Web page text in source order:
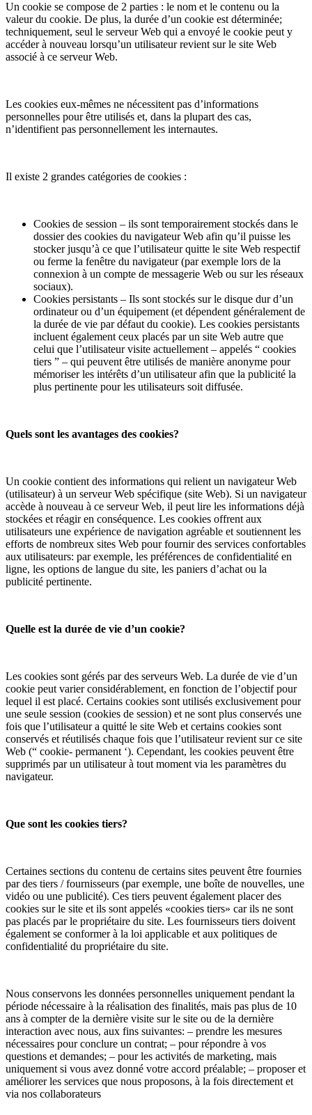
Un cookie se compose de 2 parties : le nom et le contenu ou la
valeur du cookie. De plus, la durée d’un cookie est déterminée;
techniquement, seul le serveur Web qui a envoyé le cookie peut y
accéder à nouveau lorsqu’un utilisateur revient sur le site Web
associé à ce serveur Web.
Les cookies eux-mêmes ne nécessitent pas d’informations
personnelles pour être utilisés et, dans la plupart des cas,
n’identifient pas personnellement les internautes.
Il existe 2 grandes catégories de cookies :
Cookies de session – ils sont temporairement stockés dans le
dossier des cookies du navigateur Web afin qu’il puisse les
stocker jusqu’à ce que l’utilisateur quitte le site Web respectif
ou ferme la fenêtre du navigateur (par exemple lors de la
connexion à un compte de messagerie Web ou sur les réseaux
sociaux).
Cookies persistants – Ils sont stockés sur le disque dur d’un
ordinateur ou d’un équipement (et dépendent généralement de
la durée de vie par défaut du cookie). Les cookies persistants
incluent également ceux placés par un site Web autre que
celui que l’utilisateur visite actuellement – appelés “ cookies
tiers ” – qui peuvent être utilisés de manière anonyme pour
mémoriser les intérêts d’un utilisateur afin que la publicité la
plus pertinente pour les utilisateurs soit diffusée.
Quels sont les avantages des cookies?
Un cookie contient des informations qui relient un navigateur Web
(utilisateur) à un serveur Web spécifique (site Web). Si un navigateur
accède à nouveau à ce serveur Web, il peut lire les informations déjà
stockées et réagir en conséquence. Les cookies offrent aux
utilisateurs une expérience de navigation agréable et soutiennent les
efforts de nombreux sites Web pour fournir des services confortables
aux utilisateurs: par exemple, les préférences de confidentialité en
ligne, les options de langue du site, les paniers d’achat ou la
publicité pertinente.
Quelle est la durée de vie d’un cookie?
Les cookies sont gérés par des serveurs Web. La durée de vie d’un
cookie peut varier considérablement, en fonction de l’objectif pour
lequel il est placé. Certains cookies sont utilisés exclusivement pour
une seule session (cookies de session) et ne sont plus conservés une
fois que l’utilisateur a quitté le site Web et certains cookies sont
conservés et réutilisés chaque fois que l’utilisateur revient sur ce site
Web (“ cookie- permanent ‘). Cependant, les cookies peuvent être
supprimés par un utilisateur à tout moment via les paramètres du
navigateur.
Que sont les cookies tiers?
Certaines sections du contenu de certains sites peuvent être fournies
par des tiers / fournisseurs (par exemple, une boîte de nouvelles, une
vidéo ou une publicité). Ces tiers peuvent également placer des
cookies sur le site et ils sont appelés «cookies tiers» car ils ne sont
pas placés par le propriétaire du site. Les fournisseurs tiers doivent
également se conformer à la loi applicable et aux politiques de
confidentialité du propriétaire du site.
Nous conservons les données personnelles uniquement pendant la
période nécessaire à la réalisation des finalités, mais pas plus de 10
ans à compter de la dernière visite sur le site ou de la dernière
interaction avec nous, aux fins suivantes: – prendre les mesures
nécessaires pour conclure un contrat; – pour répondre à vos
questions et demandes; – pour les activités de marketing, mais
uniquement si vous avez donné votre accord préalable; – proposer et
améliorer les services que nous proposons, à la fois directement et
via nos collaborateurs